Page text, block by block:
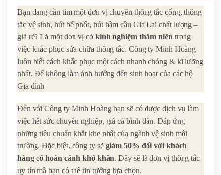
Bạn đang cần tìm một đơn vị chuyên thông tắc cống, thông
tắc vệ sinh, hút bể phốt, hút hầm cầu Gia Lai chất lượng –
giá rẻ? Là một đơn vị có kinh nghiệm thâm niên trong
việc khắc phục sửa chữa thông tắc. Công ty Minh Hoàng
luôn biết cách khắc phục một cách nhanh chóng & kĩ lưỡng
nhất. Để không làm ảnh hưởng đến sinh hoạt của các hộ
Gia đình
Đến với Công ty Minh Hoàng bạn sẽ có được dịch vụ làm
việc hết sức chuyên nghiệp, giá cả bình dân. Đáp ứng
những tiêu chuẩn khắt khe nhất của ngành vệ sinh môi
trường. Đặc biệt, công ty sẽ giảm 50% đối với khách
hàng có hoàn cảnh khó khăn. Đây sẽ là đơn vị thông tắc
uy tín mà bạn có thể tin tưởng lựa chọn.